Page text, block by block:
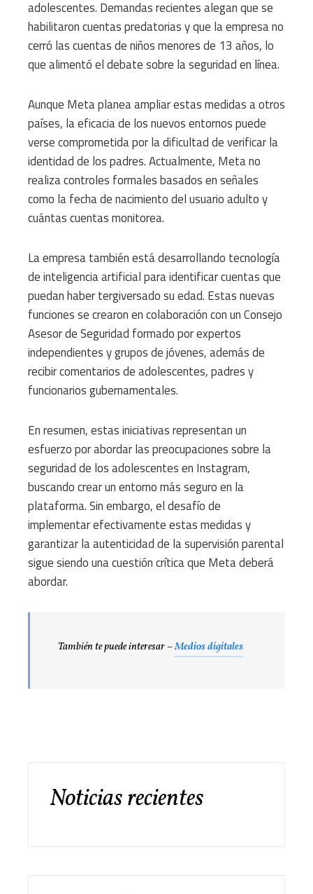
adolescentes. Demandas recientes alegan que se
habilitaron cuentas predatorias y que la empresa no
cerró las cuentas de niños menores de 13 años, lo
que alimentó el debate sobre la seguridad en línea.
Aunque Meta planea ampliar estas medidas a otros
países, la eficacia de los nuevos entornos puede
verse comprometida por la dificultad de verificar la
identidad de los padres. Actualmente, Meta no
realiza controles formales basados ​​en señales
como la fecha de nacimiento del usuario adulto y
cuántas cuentas monitorea.
La empresa también está desarrollando tecnología
de inteligencia artificial para identificar cuentas que
puedan haber tergiversado su edad. Estas nuevas
funciones se crearon en colaboración con un Consejo
Asesor de Seguridad formado por expertos
independientes y grupos de jóvenes, además de
recibir comentarios de adolescentes, padres y
funcionarios gubernamentales.
En resumen, estas iniciativas representan un
esfuerzo por abordar las preocupaciones sobre la
seguridad de los adolescentes en Instagram,
buscando crear un entorno más seguro en la
plataforma. Sin embargo, el desafío de
implementar efectivamente estas medidas y
garantizar la autenticidad de la supervisión parental
sigue siendo una cuestión crítica que Meta deberá
abordar.
También te puede interesar –Medios digitales
Noticias recientes